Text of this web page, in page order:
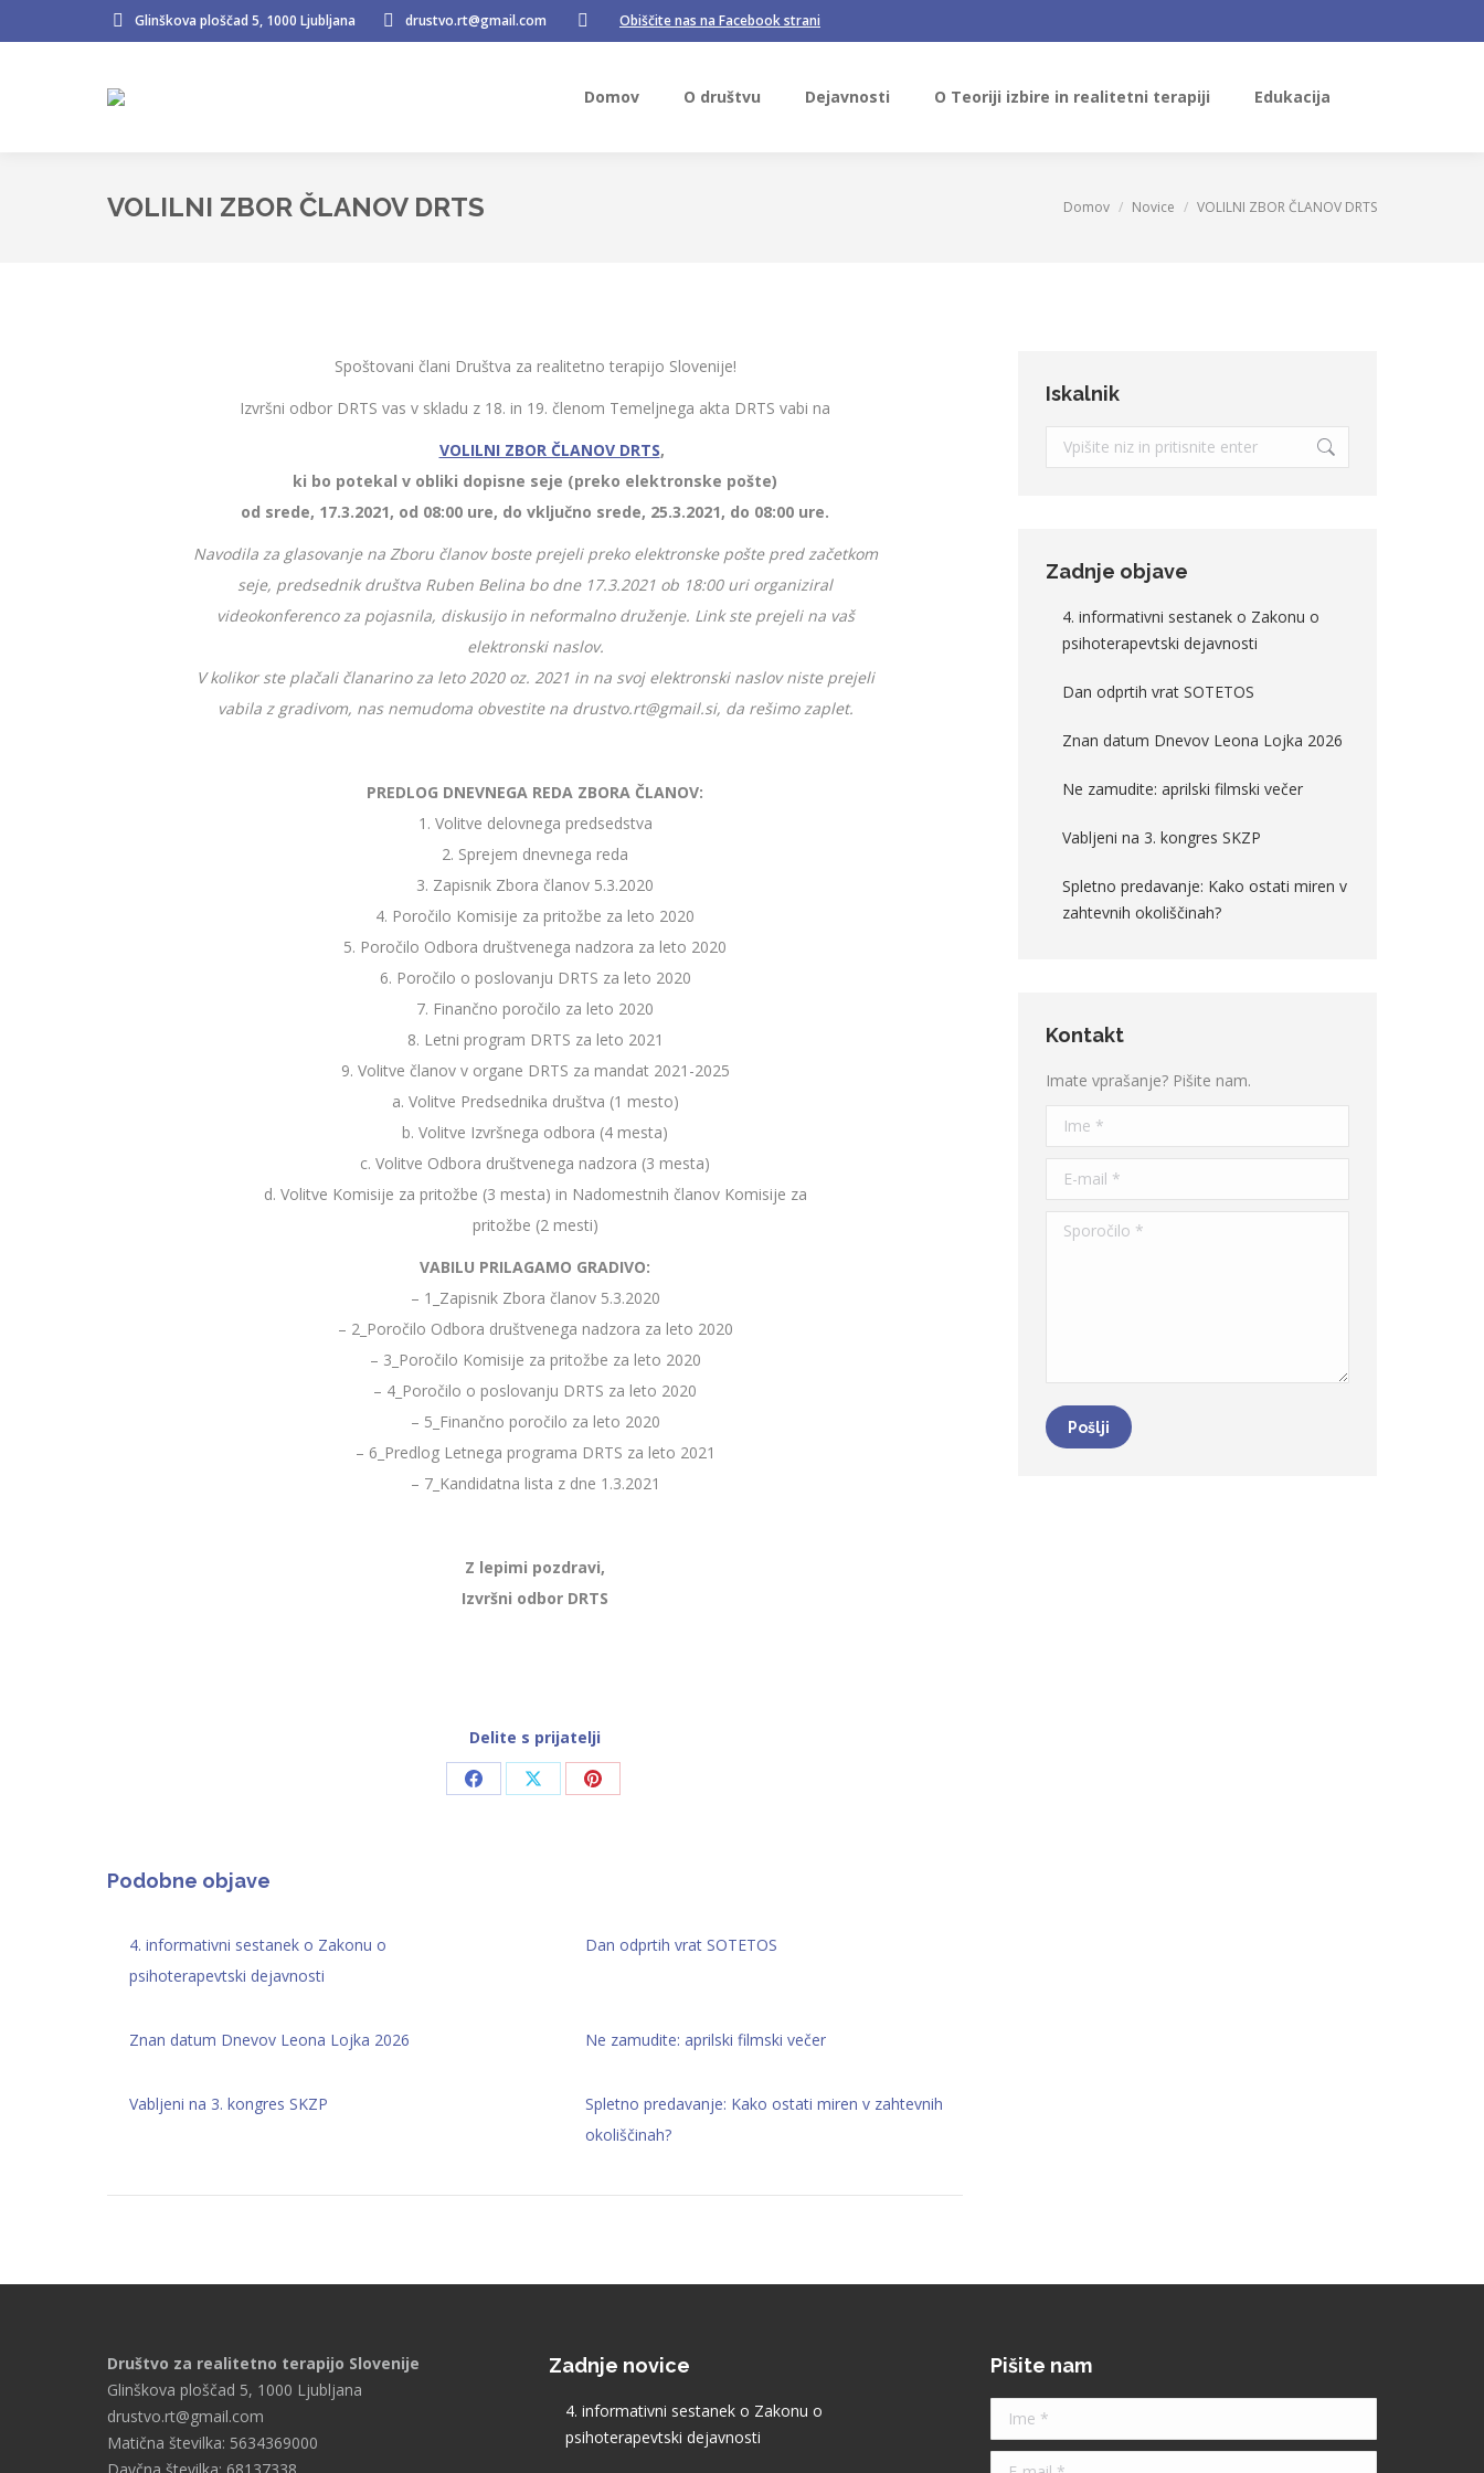
Glinškova ploščad 5, 1000 Ljubljana drustvo.rt@gmail.com
Facebook
opens
Obiščite nas na Facebook strani
Domov O društvu Dejavnosti O Teoriji izbire in realitetni terapiji Edukacija
VOLILNI ZBOR ČLANOV DRTS You are here:
Domov Novice VOLILNI ZBOR ČLANOV DRTS
Spoštovani člani Društva za realitetno terapijo Slovenije!
Izvršni odbor DRTS vas v skladu z 18. in 19. členom Temeljnega akta DRTS vabi na
VOLILNI ZBOR ČLANOV DRTS,
ki bo potekal v obliki dopisne seje (preko elektronske pošte)
od srede, 17.3.2021, od 08:00 ure, do vključno srede, 25.3.2021, do 08:00 ure.
Navodila za glasovanje na Zboru članov boste prejeli preko elektronske pošte pred začetkom
seje, predsednik društva Ruben Belina bo dne 17.3.2021 ob 18:00 uri organiziral
videokonferenco za pojasnila, diskusijo in neformalno druženje. Link ste prejeli na vaš
elektronski naslov.
V kolikor ste plačali članarino za leto 2020 oz. 2021 in na svoj elektronski naslov niste prejeli
vabila z gradivom, nas nemudoma obvestite na drustvo.rt@gmail.si, da rešimo zaplet.
PREDLOG DNEVNEGA REDA ZBORA ČLANOV:
1. Volitve delovnega predsedstva
2. Sprejem dnevnega reda
3. Zapisnik Zbora članov 5.3.2020
4. Poročilo Komisije za pritožbe za leto 2020
5. Poročilo Odbora društvenega nadzora za leto 2020
6. Poročilo o poslovanju DRTS za leto 2020
7. Finančno poročilo za leto 2020
8. Letni program DRTS za leto 2021
9. Volitve članov v organe DRTS za mandat 2021-2025
a. Volitve Predsednika društva (1 mesto)
b. Volitve Izvršnega odbora (4 mesta)
c. Volitve Odbora društvenega nadzora (3 mesta)
d. Volitve Komisije za pritožbe (3 mesta) in Nadomestnih članov Komisije za
pritožbe (2 mesti)
VABILU PRILAGAMO GRADIVO:
– 1_Zapisnik Zbora članov 5.3.2020
– 2_Poročilo Odbora društvenega nadzora za leto 2020
– 3_Poročilo Komisije za pritožbe za leto 2020
– 4_Poročilo o poslovanju DRTS za leto 2020
– 5_Finančno poročilo za leto 2020
– 6_Predlog Letnega programa DRTS za leto 2021
– 7_Kandidatna lista z dne 1.3.2021
Z lepimi pozdravi,
Izvršni odbor DRTS
Delite s prijatelji
Share Share Share
Podobne objave
4. informativni sestanek o Zakonu o
psihoterapevtski dejavnosti
Dan odprtih vrat SOTETOS
Znan datum Dnevov Leona Lojka 2026 Ne zamudite: aprilski filmski večer
Vabljeni na 3. kongres SKZP
Spletno predavanje: Kako ostati miren v zahtevnih
okoliščinah?
Iskalnik
Search:
Zadnje objave
4. informativni sestanek o Zakonu o
psihoterapevtski dejavnosti
Dan odprtih vrat SOTETOS
Znan datum Dnevov Leona Lojka 2026
Ne zamudite: aprilski filmski večer
Vabljeni na 3. kongres SKZP
Spletno predavanje: Kako ostati miren v
zahtevnih okoliščinah?
Kontakt
Imate vprašanje? Pišite nam.
Ime *
E-mail *
Sporočilo *
Pošlji
Društvo za realitetno terapijo Slovenije
Glinškova ploščad 5, 1000 Ljubljana
drustvo.rt@gmail.com
Matična številka: 5634369000
Zadnje novice
4. informativni sestanek o Zakonu o
psihoterapevtski dejavnosti
Pišite nam
Ime *
E-mail *
Domov O društvu Dejavnosti
Search: